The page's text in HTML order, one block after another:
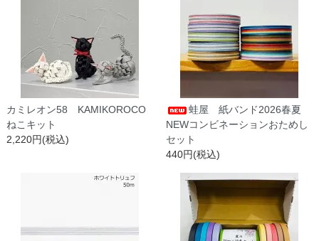
カミレオン58 KAMIKOROCO
ねこキット
2,220円(税込)
蛙屋 紙バンド2026春夏
NEWコンビネーションおためし
セット
440円(税込)